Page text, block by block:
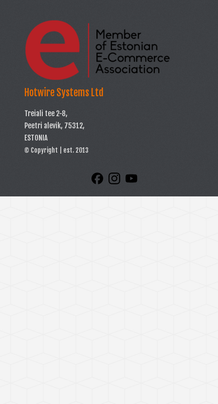
Hotwire Systems Ltd
Treiali tee 2-8,
Peetri alevik, 75312,
ESTONIA
© Copyright | est. 2013